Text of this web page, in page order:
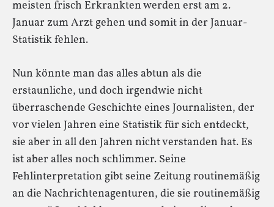
meisten frisch Erkrankten werden erst am 2.
Januar zum Arzt gehen und somit in der Januar-
Statistik fehlen.
Nun könnte man das alles abtun als die
erstaunliche, und doch irgendwie nicht
überraschende Geschichte eines Journalisten, der
vor vielen Jahren eine Statistik für sich entdeckt,
sie aber in all den Jahren nicht verstanden hat. Es
ist aber alles noch schlimmer. Seine
Fehlinterpretation gibt seine Zeitung routinemäßig
an die Nachrichtenagenturen, die sie routinemäßig